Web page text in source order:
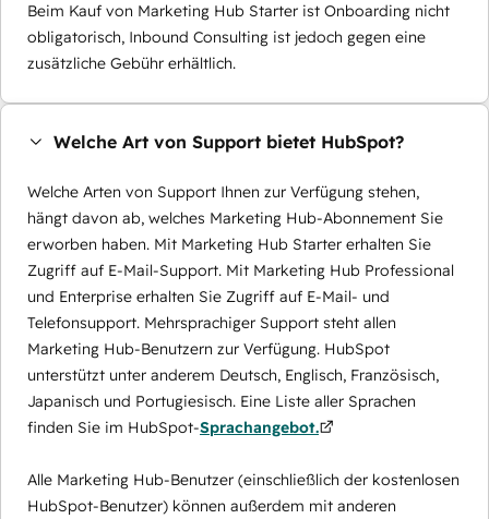
Beim Kauf von Marketing Hub Starter ist Onboarding nicht
obligatorisch, Inbound Consulting ist jedoch gegen eine
zusätzliche Gebühr erhältlich.
Welche Art von Support bietet HubSpot?
Welche Arten von Support Ihnen zur Verfügung stehen,
hängt davon ab, welches Marketing Hub-Abonnement Sie
erworben haben. Mit Marketing Hub Starter erhalten Sie
Zugriff auf E-Mail-Support. Mit Marketing Hub Professional
und Enterprise erhalten Sie Zugriff auf E-Mail- und
Telefonsupport. Mehrsprachiger Support steht allen
Marketing Hub-Benutzern zur Verfügung. HubSpot
unterstützt unter anderem Deutsch, Englisch, Französisch,
Japanisch und Portugiesisch. Eine Liste aller Sprachen
finden Sie im HubSpot-Sprachangebot.
Alle Marketing Hub-Benutzer (einschließlich der kostenlosen
HubSpot-Benutzer) können außerdem mit anderen